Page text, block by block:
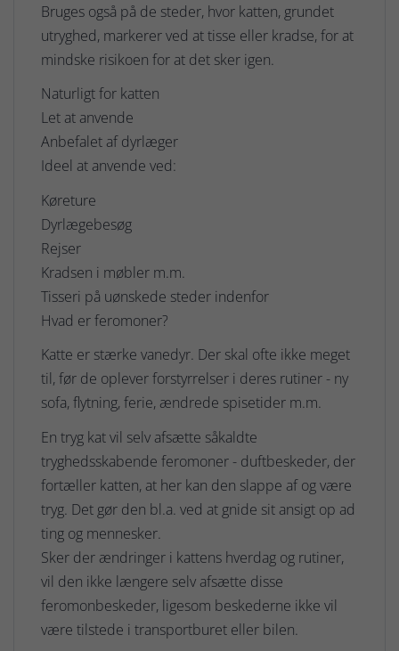
Bruges også på de steder, hvor katten, grundet
utryghed, markerer ved at tisse eller kradse, for at
mindske risikoen for at det sker igen.
Naturligt for katten
Let at anvende
Anbefalet af dyrlæger
Ideel at anvende ved:
Køreture
Dyrlægebesøg
Rejser
Kradsen i møbler m.m.
Tisseri på uønskede steder indenfor
Hvad er feromoner?
Katte er stærke vanedyr. Der skal ofte ikke meget
til, før de oplever forstyrrelser i deres rutiner - ny
sofa, flytning, ferie, ændrede spisetider m.m.
En tryg kat vil selv afsætte såkaldte
tryghedsskabende feromoner - duftbeskeder, der
fortæller katten, at her kan den slappe af og være
tryg. Det gør den bl.a. ved at gnide sit ansigt op ad
ting og mennesker.
Sker der ændringer i kattens hverdag og rutiner,
vil den ikke længere selv afsætte disse
feromonbeskeder, ligesom beskederne ikke vil
være tilstede i transportburet eller bilen.